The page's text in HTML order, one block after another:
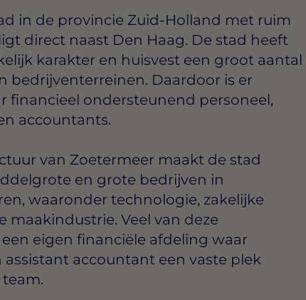
in de provincie Zuid-Holland met ruim
direct naast Den Haag. De stad heeft
karakter en huisvest een groot aantal
bedrijventerreinen. Daardoor is er
financieel ondersteunend personeel,
accountants.
van Zoetermeer maakt de stad
en grote bedrijven in
waaronder technologie, zakelijke
maakindustrie. Veel van deze
eigen financiële afdeling waar
assistant accountant een vaste plek